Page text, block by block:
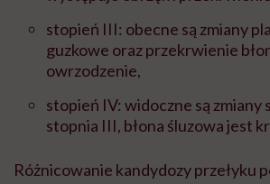
stopień III: obecne są zmiany
guzkowe oraz przekrwienie
owrzodzenie,
stopień IV: widoczne są zmiany
stopnia III, błona śluzowa jest
Różnicowanie kandydozy przełyku